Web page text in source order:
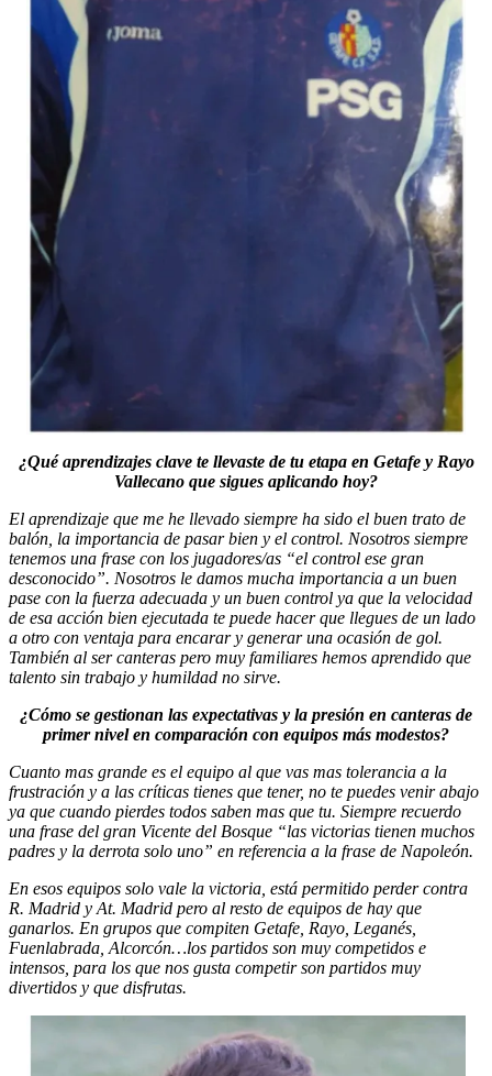
¿Qué aprendizajes clave te llevaste de tu etapa en Getafe y Rayo
Vallecano que sigues aplicando hoy?
El aprendizaje que me he llevado siempre ha sido el buen trato de
balón, la importancia de pasar bien y el control. Nosotros siempre
tenemos una frase con los jugadores/as “el control ese gran
desconocido”. Nosotros le damos mucha importancia a un buen
pase con la fuerza adecuada y un buen control ya que la velocidad
de esa acción bien ejecutada te puede hacer que llegues de un lado
a otro con ventaja para encarar y generar una ocasión de gol.
También al ser canteras pero muy familiares hemos aprendido que
talento sin trabajo y humildad no sirve.
¿Cómo se gestionan las expectativas y la presión en canteras de
primer nivel en comparación con equipos más modestos?
Cuanto mas grande es el equipo al que vas mas tolerancia a la
frustración y a las críticas tienes que tener, no te puedes venir abajo
ya que cuando pierdes todos saben mas que tu. Siempre recuerdo
una frase del gran Vicente del Bosque “las victorias tienen muchos
padres y la derrota solo uno” en referencia a la frase de Napoleón.
En esos equipos solo vale la victoria, está permitido perder contra
R. Madrid y At. Madrid pero al resto de equipos de hay que
ganarlos. En grupos que compiten Getafe, Rayo, Leganés,
Fuenlabrada, Alcorcón…los partidos son muy competidos e
intensos, para los que nos gusta competir son partidos muy
divertidos y que disfrutas.